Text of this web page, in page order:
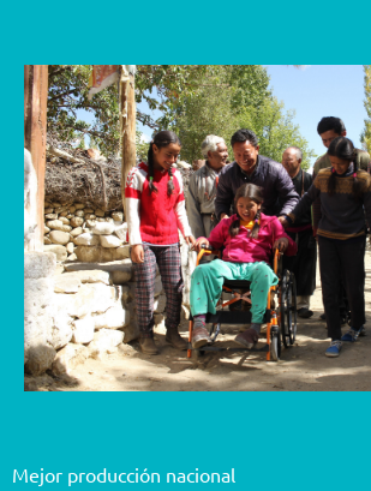
Mejor producción nacional